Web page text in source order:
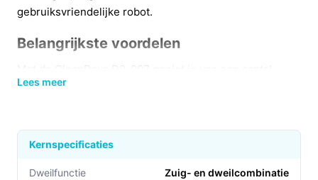
gebruiksvriendelijke robot.
Belangrijkste voordelen
indrukwekkende voordelen die het schoonmaken
3-in-1 functionaliteit:Dit apparaat stofzuigt, veegt
en dweilt tegelijkertijd, waardoor je tijd en moeite
bespaart.
Lees meer
Kernspecificaties
Dweilfunctie Zuig- en dweilcombinatie​